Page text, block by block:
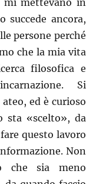
mettevano in
succede ancora,
persone perché
che la mia vita
filosofica e
Si
ed è curioso
sta «scelto», da
questo lavoro
Non
che sia meno